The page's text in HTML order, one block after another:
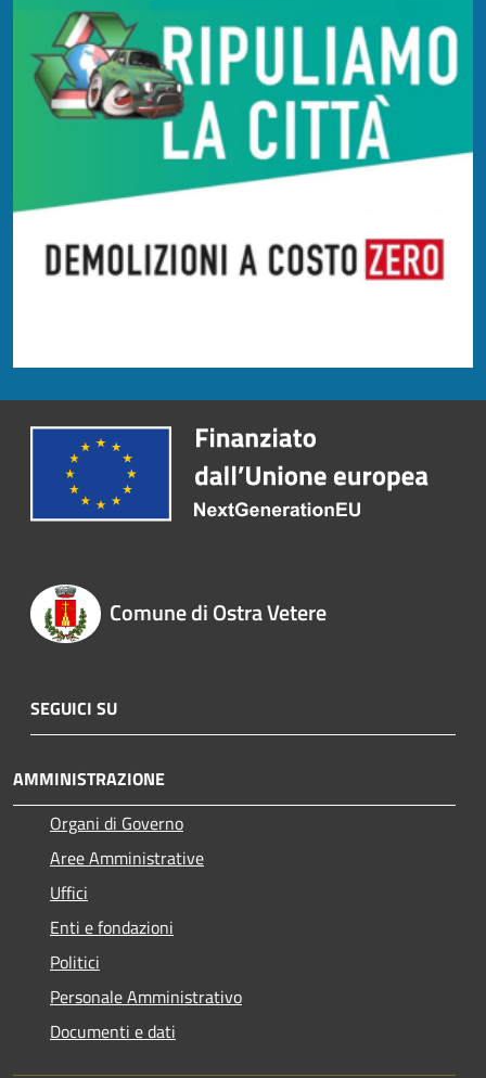
Comune di Ostra Vetere
SEGUICI SU
AMMINISTRAZIONE
Organi di Governo
Aree Amministrative
Uffici
Enti e fondazioni
Politici
Personale Amministrativo
Documenti e dati